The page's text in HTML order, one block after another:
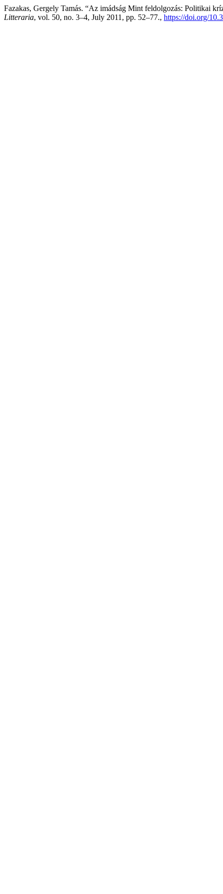
Fazakas, Gergely Tamás. “Az imádság Mint feldolgozás: Politikai
Litteraria, vol. 50, no. 3–4, July 2011, pp. 52–77., https://doi.org/